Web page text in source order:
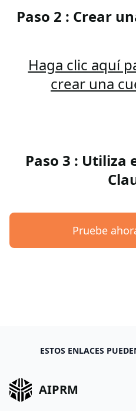
Paso 2 : Crear
Haga clic aquí
crear una
Paso 3 : Utiliza
Pruebe
ESTOS ENLACES
AIPRM